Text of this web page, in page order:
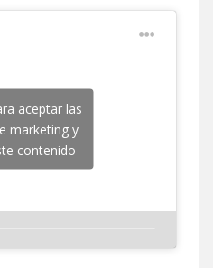
aceptar las
marketing y
contenido